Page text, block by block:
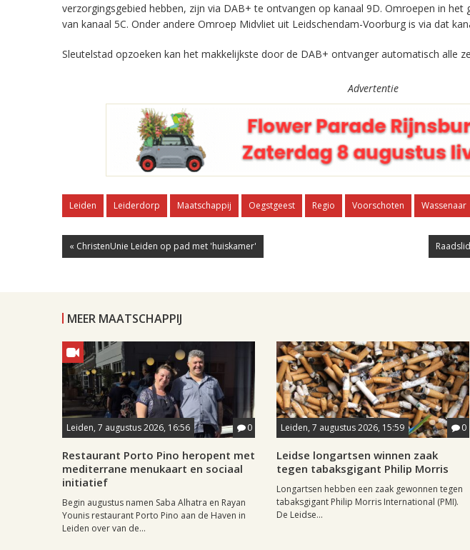
verzorgingsgebied hebben, zijn via DAB+ te ontvangen op kanaal 9D. Omroepen in het
van kanaal 5C. Onder andere Omroep Midvliet uit Leidschendam-Voorburg is via dat
Sleutelstad opzoeken kan het makkelijkste door de DAB+ ontvanger automatisch alle
Advertentie
Leiden Leiderdorp Maatschappij Oegstgeest Regio Voorschoten Wassenaar
« ChristenUnie Leiden op pad met 'huiskamer'
MEER MAATSCHAPPIJ
Leiden, 7 augustus 2026, 16:56 0
Restaurant Porto Pino heropent met
mediterrane menukaart en sociaal
initiatief
Begin augustus namen Saba Alhatra en Rayan
Younis restaurant Porto Pino aan de Haven in
Leiden over van de...
Leiden, 7 augustus 2026, 15:59 0
Leidse longartsen winnen zaak
tegen tabaksgigant Philip Morris
Longartsen hebben een zaak gewonnen tegen
tabaksgigant Philip Morris International (PMI).
De Leidse...